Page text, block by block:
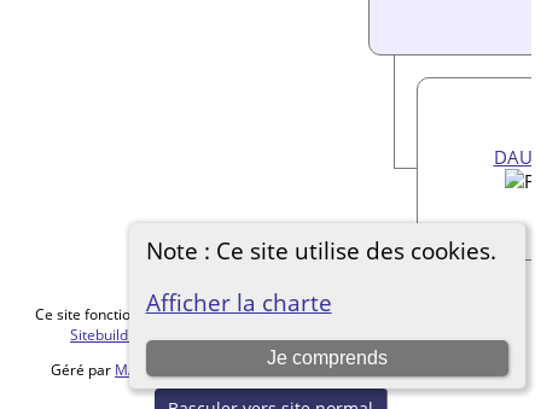
Note : Ce site utilise des cookies.
Afficher la charte
Je comprends
Ce site fonctionne grace au logicielThe Next Generation of Genealogy
Sitebuilding
Géré par MALVACHE Cédric Charte de protection des données